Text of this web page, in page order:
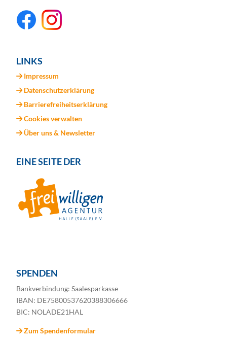
LINKS
Impressum
Datenschutzerklärung
Barrierefreiheitserklärung
Cookies verwalten
Über uns & Newsletter
EINE SEITE DER
SPENDEN
Bankverbindung: Saalesparkasse
IBAN: DE75800537620388306666
BIC: NOLADE21HAL
Zum Spendenformular